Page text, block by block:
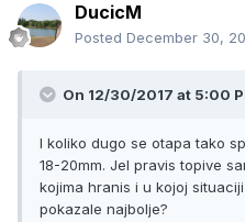
DucicM
Posted December 30,
On 12/30/2017 at 5:00
I koliko dugo se otapa tako
18-20mm. Jel pravis topive
kojima hranis i u kojoj
pokazale najbolje?